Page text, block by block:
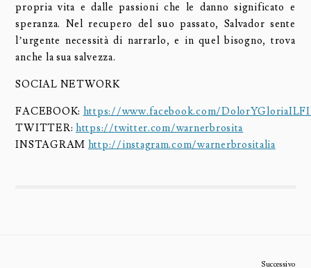
propria vita e dalle passioni che le danno significato e
speranza. Nel recupero del suo passato, Salvador sente
l’urgente necessità di narrarlo, e in quel bisogno, trova
anche la sua salvezza.
SOCIAL NETWORK
FACEBOOK: https://www.facebook.com/
TWITTER:https://twitter.com/warnerbrosita
INSTAGRAM http://instagram.com/warnerbrositalia